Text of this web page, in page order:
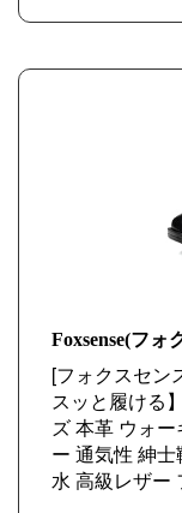
Foxsense(フォ
[フォクスセン
スッと履ける
ズ 本革 ウォ
ー 通気性 紳
水 高級レザー